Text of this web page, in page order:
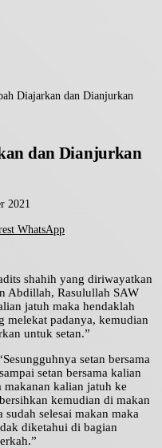
Diajarkan dan Dianjurkan
dan Dianjurkan
2021
WhatsApp
shahih yang diriwayatkan
Abdillah, Rasulullah SAW
jatuh maka hendaklah
padanya, kemudian
untuk setan.”
setan bersama
setan bersama kalian
makanan kalian jatuh ke
kemudian di makan
selesai makan maka
diketahui di bagian